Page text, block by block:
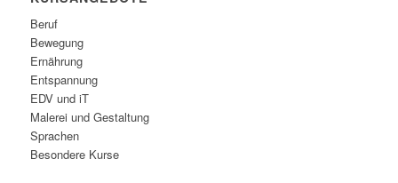
Beruf
Bewegung
Ernährung
Entspannung
EDV und iT
Malerei und Gestaltung
Sprachen
Besondere Kurse